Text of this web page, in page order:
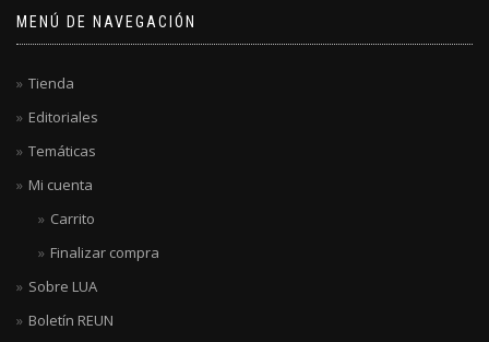
MENÚ DE NAVEGACIÓN
Tienda
Editoriales
Temáticas
Mi cuenta
Carrito
Finalizar compra
Sobre LUA
Boletín REUN